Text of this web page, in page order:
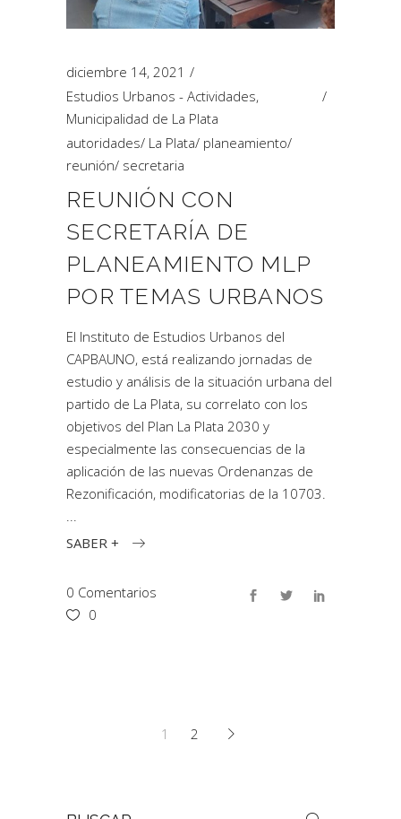
diciembre 14, 2021
Estudios Urbanos - Actividades,
Municipalidad de La Plata
autoridades/ La Plata/ planeamiento/
reunión/ secretaria
REUNIÓN CON
SECRETARÍA DE
PLANEAMIENTO MLP
POR TEMAS URBANOS
El Instituto de Estudios Urbanos del
CAPBAUNO, está realizando jornadas de
estudio y análisis de la situación urbana del
partido de La Plata, su correlato con los
objetivos del Plan La Plata 2030 y
especialmente las consecuencias de la
aplicación de las nuevas Ordenanzas de
Rezonificación, modificatorias de la 10703.
SABER +
0 Comentarios
0
1 2